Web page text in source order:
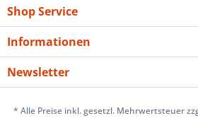
Shop Service
Informationen
Newsletter
* Alle Preise inkl. gesetzl. Mehrwertsteuer